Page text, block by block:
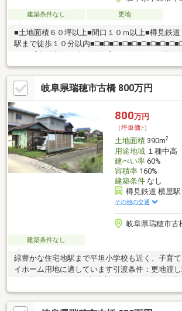
建築条件なし 更地
■土地面積６０坪以上■間口１０ｍ以上■樽見鉄道
駅まで徒歩１０分以内
岐阜市内で黄色い店舗・黄色い看板・黄色い車
りませんか。私たちが美濃善不動産です！岐阜
の不動産エキスパート！土地探しも住まい探しも
ことならお任せ下さい。■売買保有物件1000件以
岐阜県瑞穂市古橋 800万円
800万円
（坪単価:-）
土地面積390m2
用途地域１種中高
建ぺい率60%
容積率160%
建築条件なし
樽見鉄道 横屋
その他の交通
岐阜県瑞穂市古
建築条件なし
緑豊かな住宅地駅まで平坦小学校も近く、子育
イホーム用地に適しています引渡条件：更地
あり地 勢：平坦※容積率においては道路幅員
り160％に制限を受けます（都市計画の容積率：